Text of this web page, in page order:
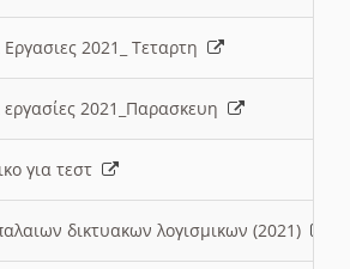
2021_ Τεταρτη
εργασίες 2021_Παρασκευη
για τεστ
δικτυακων λογισμικων (2021)